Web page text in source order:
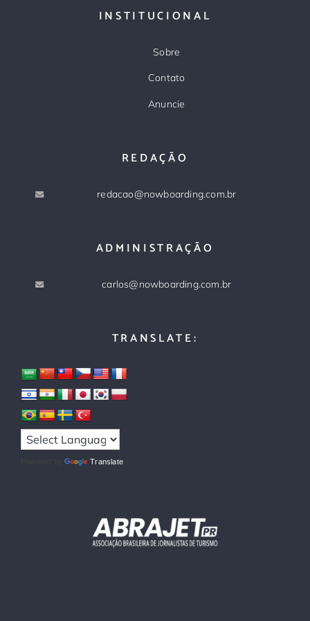
INSTITUCIONAL
Sobre
Contato
Anuncie
REDAÇÃO
redacao@nowboarding.com.br
ADMINISTRAÇÃO
carlos@nowboarding.com.br
TRANSLATE:
Powered by Translate